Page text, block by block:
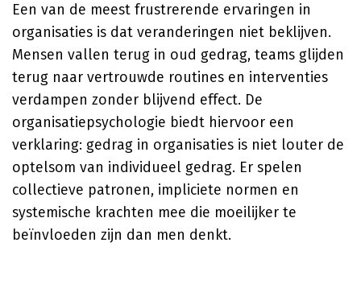
Een van de meest frustrerende ervaringen in
organisaties is dat veranderingen niet beklijven.
Mensen vallen terug in oud gedrag, teams glijden
terug naar vertrouwde routines en interventies
verdampen zonder blijvend effect. De
organisatiepsychologie biedt hiervoor een
verklaring: gedrag in organisaties is niet louter de
optelsom van individueel gedrag. Er spelen
collectieve patronen, impliciete normen en
systemische krachten mee die moeilijker te
beïnvloeden zijn dan men denkt.